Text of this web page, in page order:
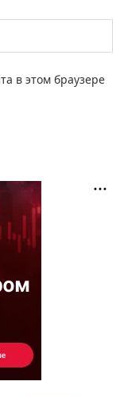
в этом браузере